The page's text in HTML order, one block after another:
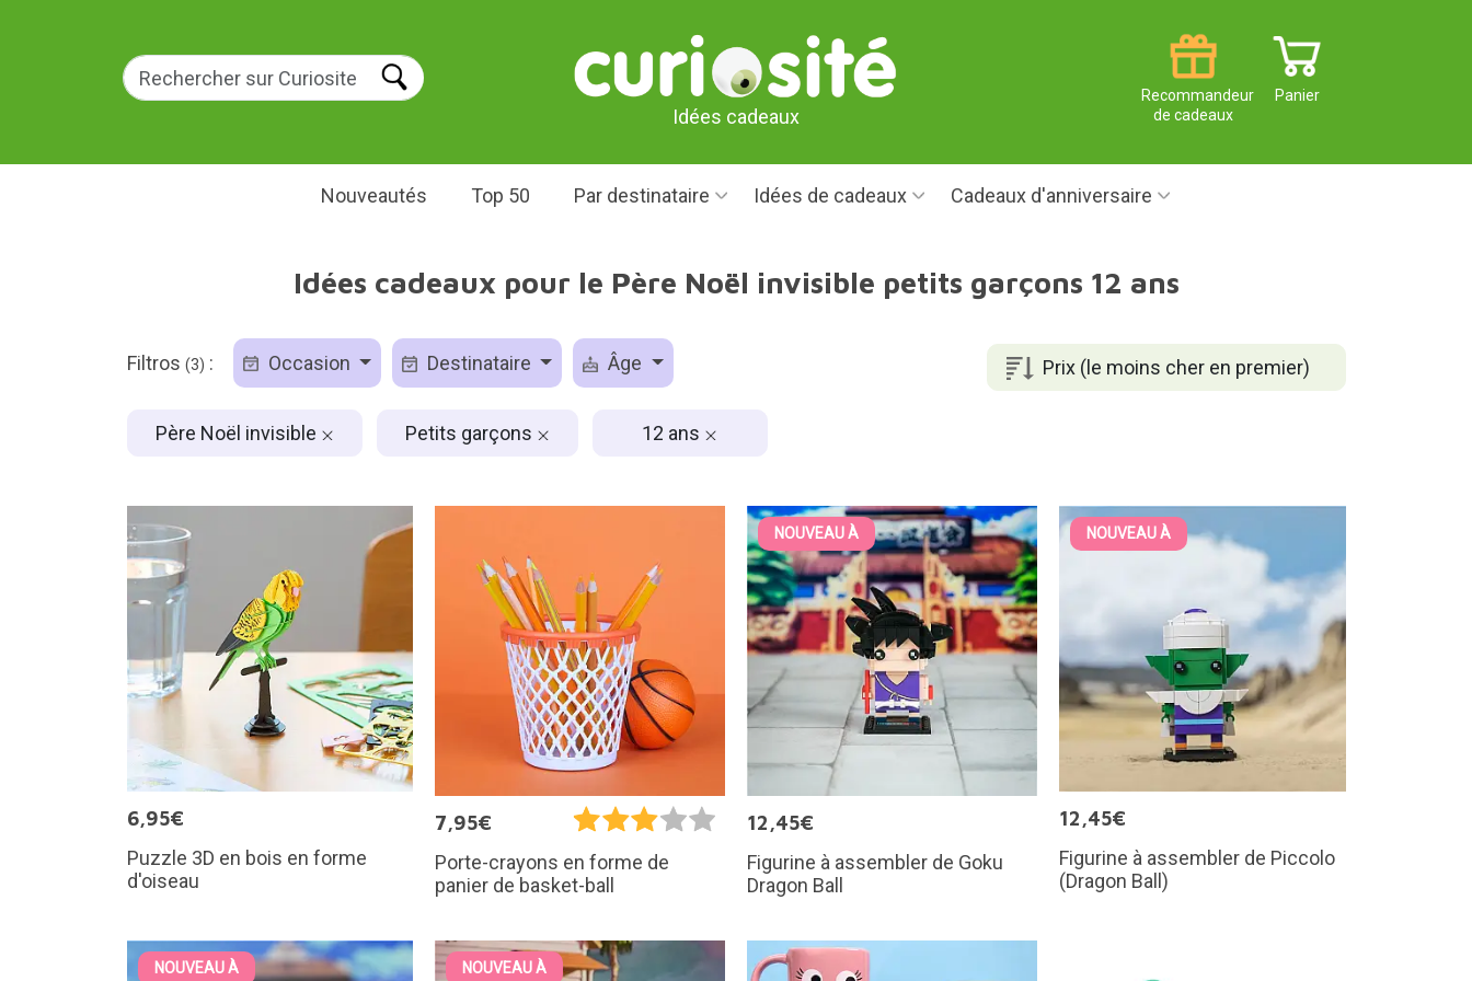
Idées cadeaux
Panier
Recommandeur
de cadeaux
Nouveautés Top 50 Par destinataire Idées de cadeaux Cadeaux d'anniversaire
Idées cadeaux pour le Père Noël invisible petits garçons 12 ans
Prix (le moins cher en premier)
Filtros (3) : Occasion Destinataire Âge
Père Noël invisible Petits garçons 12 ans
6,95€
Puzzle 3D en bois en forme
d'oiseau
7,95€
Porte-crayons en forme de
panier de basket-ball
NOUVEAU À
12,45€
Figurine à assembler de Goku
Dragon Ball
NOUVEAU À
12,45€
Figurine à assembler de Piccolo
(Dragon Ball)
NOUVEAU À NOUVEAU À